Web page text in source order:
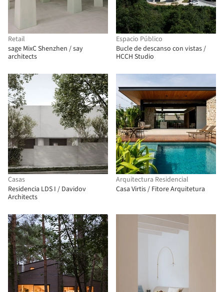
Retail
sage MixC Shenzhen / say
architects
Espacio Público
Bucle de descanso con vistas /
HCCH Studio
Casas
Residencia LDS I / Davidov
Architects
Arquitectura Residencial
Casa Virtis / Fitore Arquitetura